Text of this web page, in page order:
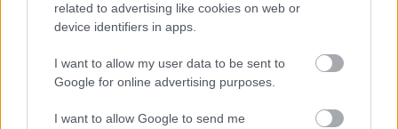
related to advertising like cookies on web or
device identifiers in apps.
I want to allow my user data to be sent to
Google for online advertising purposes.
I want to allow Google to send me
a Paraméter közös riportfilmje a Sajó szennyezéséről
Tánccal, zeneszóval és vásárral telik meg Jászberény, indul a
Csángó Fesztivál
Meghosszabbított hőségriasztás és vízkorlátozások, a